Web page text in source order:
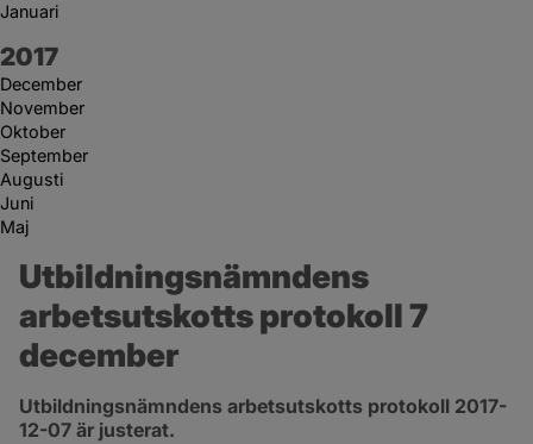
Januari
År:
2017
December
November
Oktober
September
Augusti
Juni
Maj
Utbildningsnämndens
arbetsutskotts protokoll 7
december
Utbildningsnämndens arbetsutskotts protokoll 2017-
12-07 är justerat.